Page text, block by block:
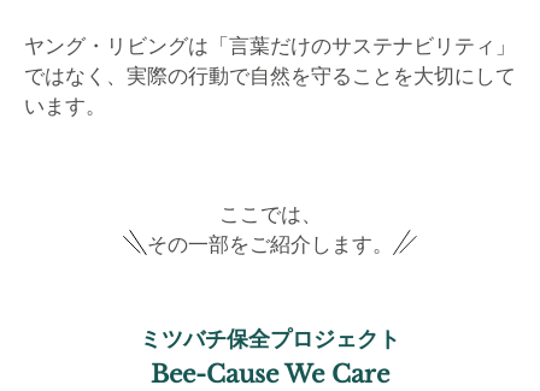
ヤング・リビングは「言葉だけのサステナビリティ」
ではなく、実際の行動で自然を守ることを大切にして
います。
ここでは、
その一部をご紹介します。
ミツバチ保全プロジェクト
Bee-Cause We Care